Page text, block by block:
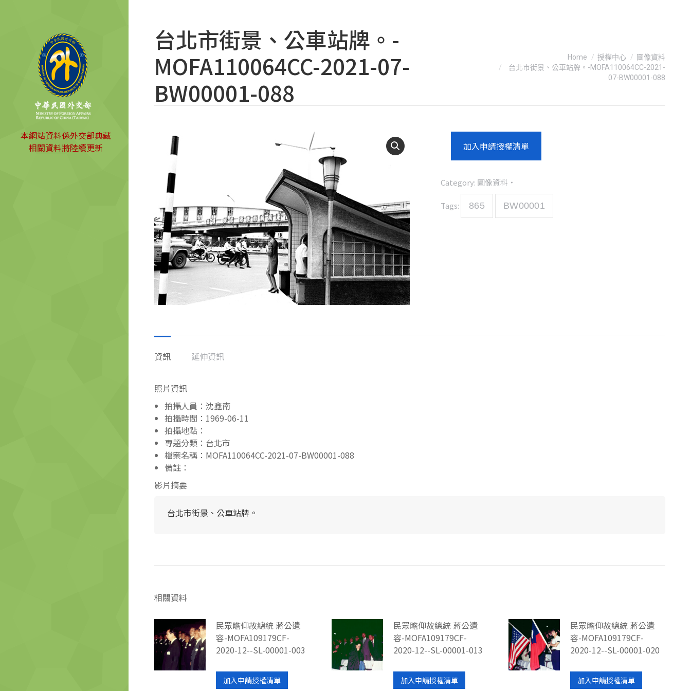
本網站資料係外交部典藏
相關資料將陸續更新
台北市街景、公車站牌。-
MOFA110064CC-2021-07-
BW00001-088
Home 授權中心
圖像資料
台北市街景、公車站牌。-MOFA110064CC-2021-
07-BW00001-088
加入申請授權清單
Category: 圖像資料
Tags: 865 BW00001
資訊 延伸資訊
照片資訊
拍攝人員：沈鑫南
拍攝時間：1969-06-11
拍攝地點：
專題分類：台北市
檔案名稱：MOFA110064CC-2021-07-BW00001-088
備註：
影片摘要
台北市街景、公車站牌。
相關資料
民眾瞻仰故總統 蔣公遺
容-MOFA109179CF-
2020-12--SL-00001-003
加入申請授權清單
民眾瞻仰故總統 蔣公遺
容-MOFA109179CF-
2020-12--SL-00001-013
加入申請授權清單
民眾瞻仰故總統 蔣公遺
容-MOFA109179CF-
2020-12--SL-00001-020
加入申請授權清單